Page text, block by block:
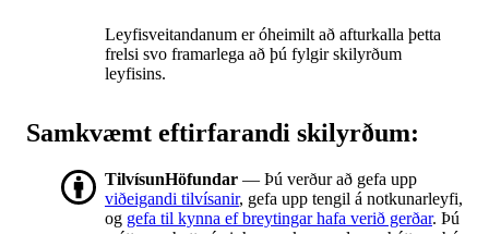
Leyfisveitandanum er óheimilt að afturkalla þetta
frelsi svo framarlega að þú fylgir skilyrðum
leyfisins.
Samkvæmt eftirfarandi skilyrðum:
TilvísunHöfundar — Þú verður að gefa upp
viðeigandi tilvísanir, gefa upp tengil á notkunarleyfi,
og gefa til kynna ef breytingar hafa verið gerðar. Þú